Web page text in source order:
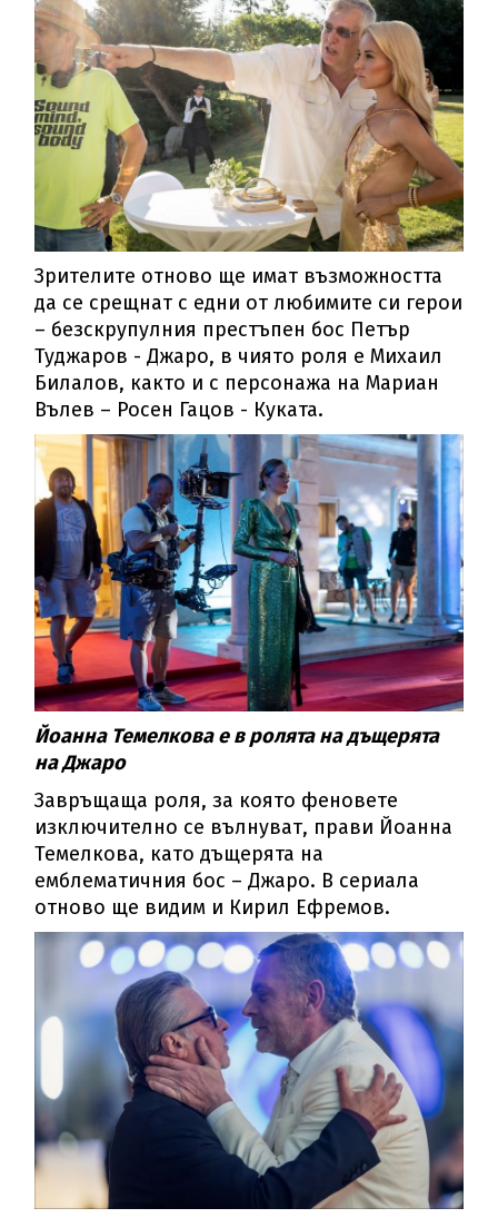
Зрителите отново ще имат възможността
да се срещнат с едни от любимите си герои
– безскрупулния престъпен бос Петър
Туджаров - Джаро, в чиято роля е Михаил
Билалов, както и с персонажа на Мариан
Вълев – Росен Гацов - Куката.
Йоанна Темелкова е в ролята на дъщерята
на Джаро
Завръщаща роля, за която феновете
изключително се вълнуват, прави Йоанна
Темелкова, като дъщерята на
емблематичния бос – Джаро. В сериала
отново ще видим и Кирил Ефремов.